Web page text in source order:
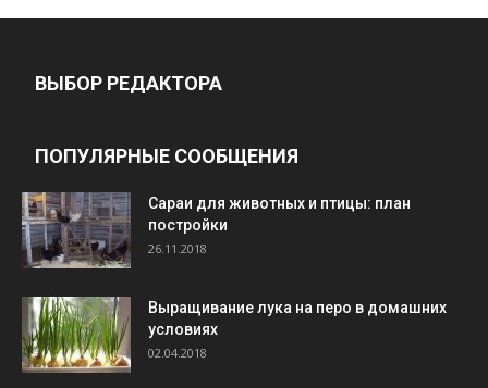
ВЫБОР РЕДАКТОРА
ПОПУЛЯРНЫЕ СООБЩЕНИЯ
Cараи для животных и птицы: план
постройки
26.11.2018
Выращивание лука на перо в домашних
условиях
02.04.2018